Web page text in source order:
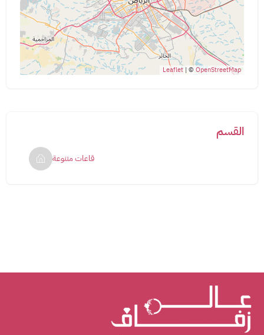
Leaflet | ©OpenStreetMap
القسم
قاعات متنوعة